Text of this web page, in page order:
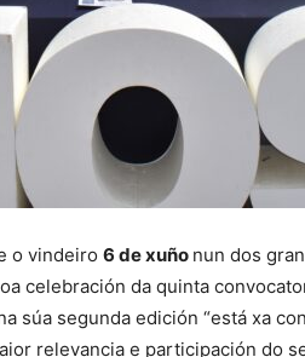
o vindeiro 6 de xuño nun dos
celebración da quinta
súa segunda edición “está xa
relevancia e participación do